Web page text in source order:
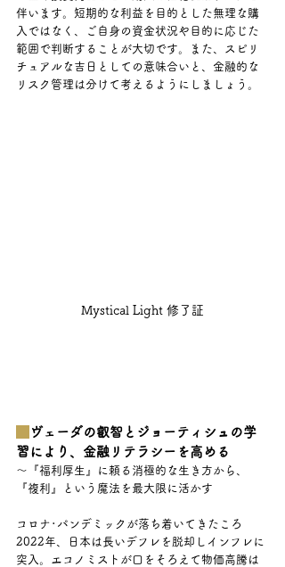
伴います。短期的な利益を目的とした無理な購
入ではなく、ご自身の資金状況や目的に応じた
範囲で判断することが大切です。また、スピリ
チュアルな吉日としての意味合いと、金融的な
リスク管理は分けて考えるようにしましょう。
Mystical Light 修了証
ヴェーダの叡智とジョーティシュの学
習により、金融リテラシーを高める
～『福利厚生』に頼る消極的な生き方から、
『複利』という魔法を最大限に活かす
コロナ･パンデミックが落ち着いてきたころ
2022年、日本は長いデフレを脱却しインフレに
突入。エコノミストが口をそろえて物価高騰は